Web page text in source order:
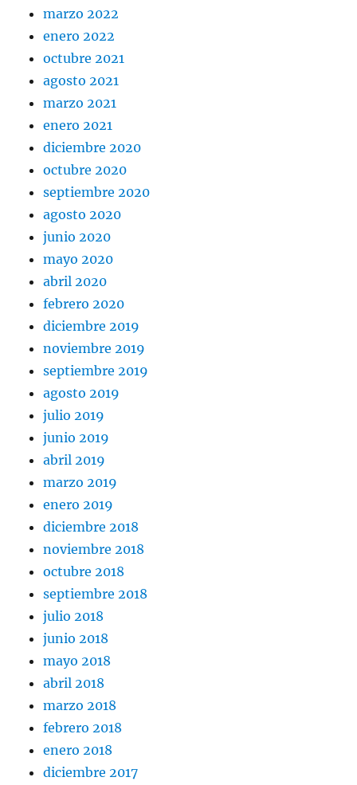
marzo 2022
enero 2022
octubre 2021
agosto 2021
marzo 2021
enero 2021
diciembre 2020
octubre 2020
septiembre 2020
agosto 2020
junio 2020
mayo 2020
abril 2020
febrero 2020
diciembre 2019
noviembre 2019
septiembre 2019
agosto 2019
julio 2019
junio 2019
abril 2019
marzo 2019
enero 2019
diciembre 2018
noviembre 2018
octubre 2018
septiembre 2018
julio 2018
junio 2018
mayo 2018
abril 2018
marzo 2018
febrero 2018
enero 2018
diciembre 2017